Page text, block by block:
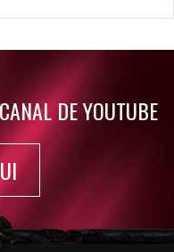
de Resident Evil 9
DE YOUTUBE